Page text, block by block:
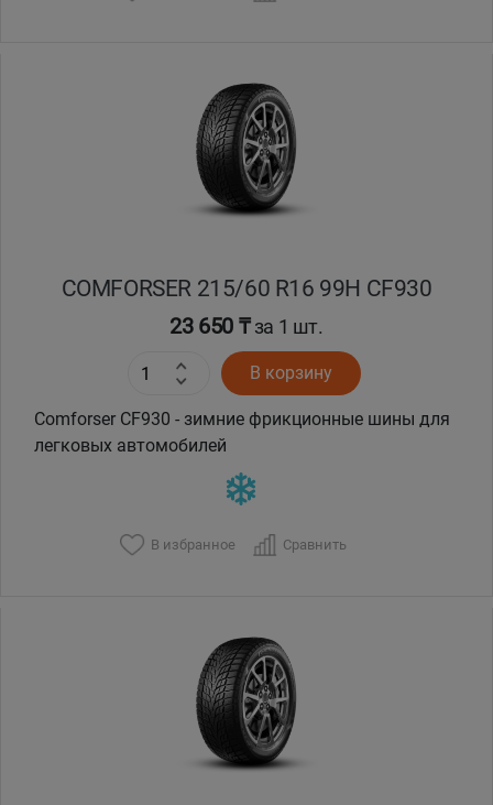
COMFORSER 215/60 R16 99H CF930
23 650 ₸за 1 шт.
В корзину
Comforser CF930 - зимние фрикционные шины для
легковых автомобилей
В избранное Сравнить